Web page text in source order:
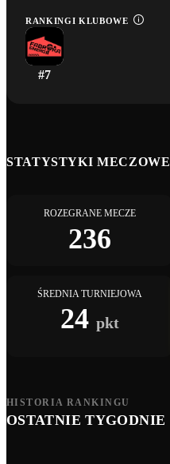
RANKINGI KLUBOWE
#7
STATYSTYKI MECZOWE
ROZEGRANE MECZE
236
ŚREDNIA TURNIEJOWA
24 pkt
HISTORIA RANKINGU
OSTATNIE TYGODNIE